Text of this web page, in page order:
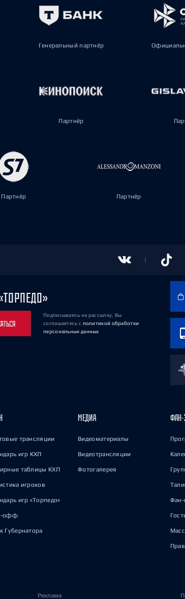
Генеральный партнёр
Партнёр
Партнёр Партнёр
Подписываясь на рассылку, Вы
соглашаетесь с политикой обработки
персональных данных
трансляции
игр КХЛ
таблицы КХЛ
игроков
игр «Торпедо»
офф
Губернатора
МЕДИА
Видеоматериалы
Видеотрансляции
Фотогалерея
ФАН-
Фан-
Реклама